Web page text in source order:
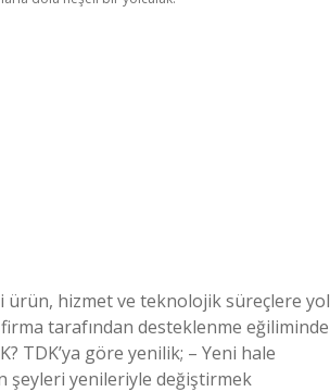
ürün, hizmet ve teknolojik süreçlere yol
tarafından desteklenme eğiliminde
TDK’ya göre yenilik; – Yeni hale
şeyleri yenileriyle değiştirmek